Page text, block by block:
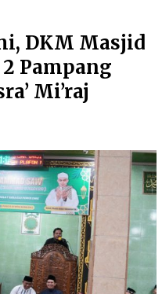
DKM Masjid
Pampang
Mi’raj